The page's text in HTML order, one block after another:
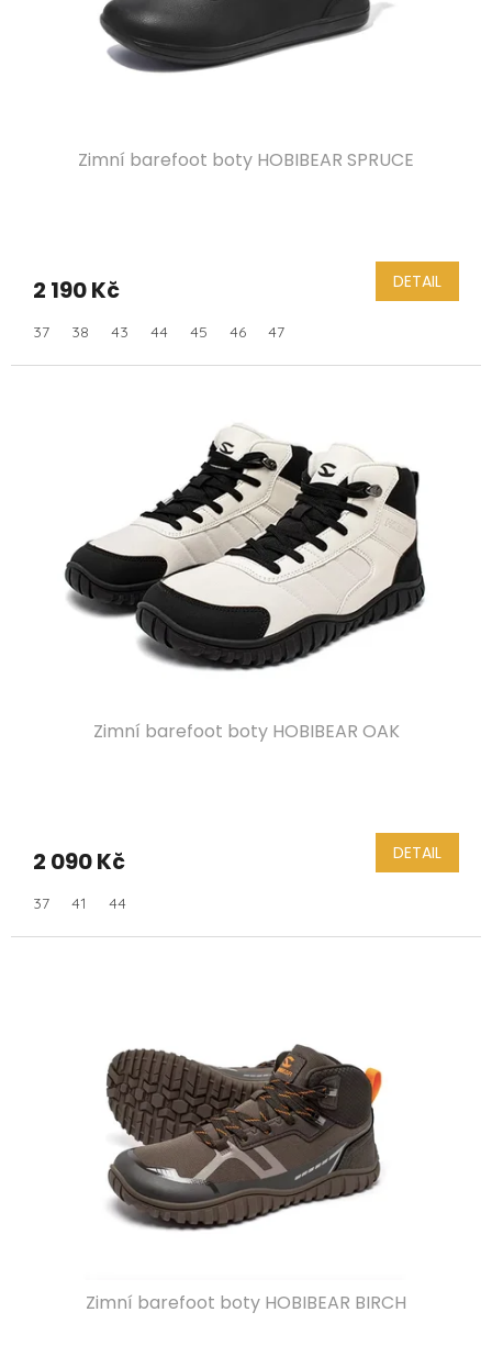
Zimní barefoot boty HOBIBEAR SPRUCE
2 190 Kč DETAIL
37 38 43 44 45 46 47
Zimní barefoot boty HOBIBEAR OAK
2 090 Kč DETAIL
37 41 44
Zimní barefoot boty HOBIBEAR BIRCH